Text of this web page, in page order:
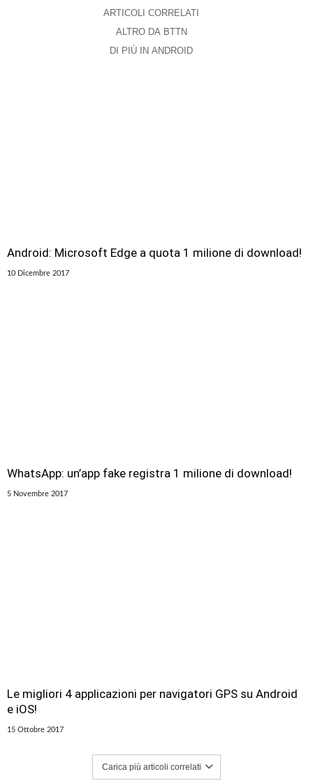
ARTICOLI CORRELATI
ALTRO DA BTTN
DI PIÙ IN ANDROID
Android: Microsoft Edge a quota 1 milione di download!
10 Dicembre 2017
WhatsApp: un’app fake registra 1 milione di download!
5 Novembre 2017
Le migliori 4 applicazioni per navigatori GPS su Android
e iOS!
15 Ottobre 2017
Carica più articoli correlati